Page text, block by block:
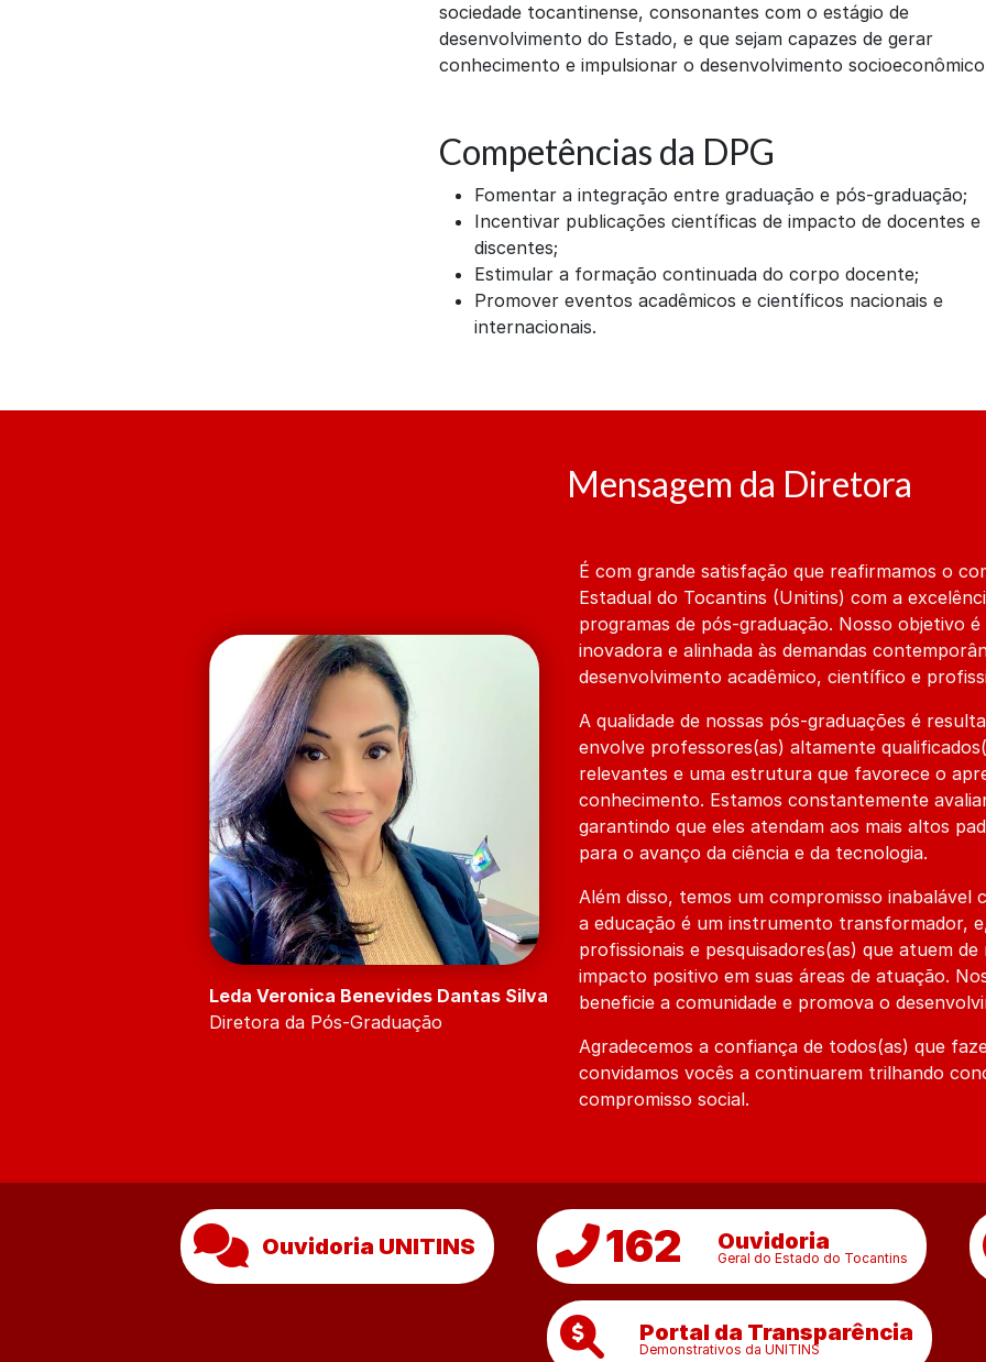
sociedade tocantinense, consonantes com o estágio de
desenvolvimento do Estado, e que sejam capazes de gerar
conhecimento e impulsionar o desenvolvimento
Competências da DPG
Fomentar a integração entre graduação e pós-graduação;
Incentivar publicações científicas de impacto de docentes e
discentes;
Estimular a formação continuada do corpo docente;
Promover eventos acadêmicos e científicos nacionais e
internacionais.
Mensagem da Diretora
Leda Veronica Benevides Dantas Silva
Diretora da Pós-Graduação
É com grande satisfação que reafirmamos o
Estadual do Tocantins (Unitins) com a
programas de pós-graduação. Nosso objetivo
inovadora e alinhada às demandas
desenvolvimento acadêmico, científico e
A qualidade de nossas pós-graduações é
envolve professores(as) altamente
relevantes e uma estrutura que favorece o
conhecimento. Estamos constantemente
garantindo que eles atendam aos mais altos
para o avanço da ciência e da tecnologia.
Além disso, temos um compromisso inabalável
a educação é um instrumento transformador,
profissionais e pesquisadores(as) que atuem
impacto positivo em suas áreas de atuação.
beneficie a comunidade e promova o
Agradecemos a confiança de todos(as) que
convidamos vocês a continuarem trilhando
compromisso social.
Ouvidoria UNITINS 162 Ouvidoria
Geral do Estado do Tocantins
Portal da Transparência
Demonstrativos da UNITINS